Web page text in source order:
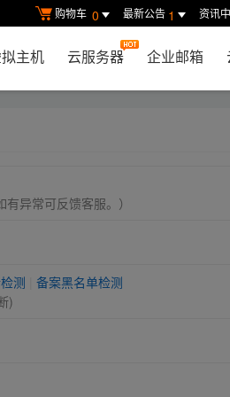
购物车 0 最新公告 1 资讯
主机 云服务器 企业邮箱
异常可反馈客服。）
测
备案黑名单检测
)